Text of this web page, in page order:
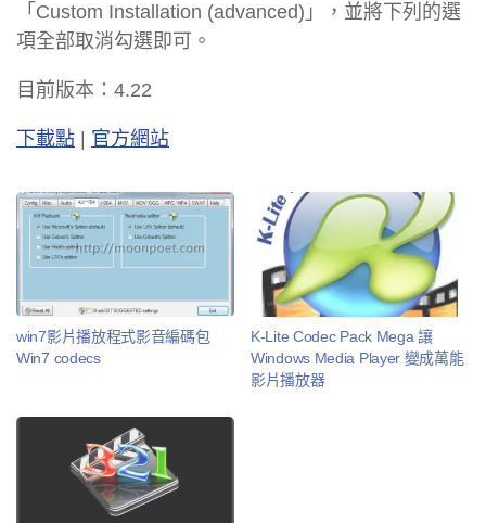
「Custom Installation (advanced)」，並將下列的選
項全部取消勾選即可。
目前版本：4.22
下載點 官方網站
win7影片播放程式影音編碼包
Win7 codecs
K-Lite Codec Pack Mega 讓
Windows Media Player 變成萬能
影片播放器